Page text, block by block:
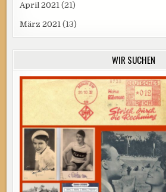
April 2021 (21)
März 2021 (13)
WIR SUCHEN